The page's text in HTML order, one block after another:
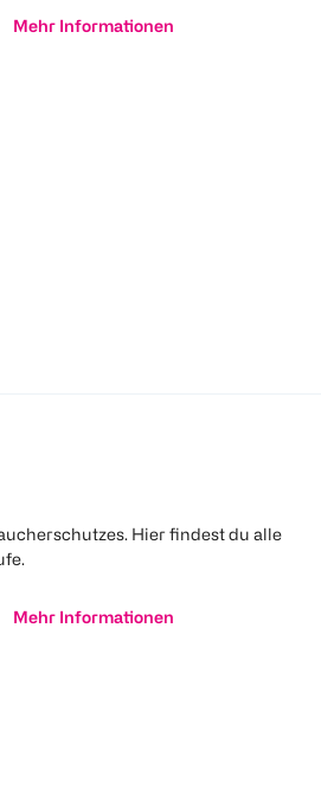
Mehr Informationen
Hier findest du alle
Mehr Informationen